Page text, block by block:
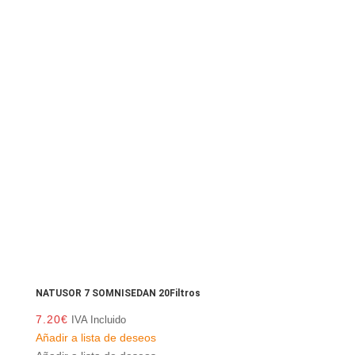
NATUSOR 7 SOMNISEDAN 20Filtros
7.20€ IVA Incluido
Añadir a lista de deseos